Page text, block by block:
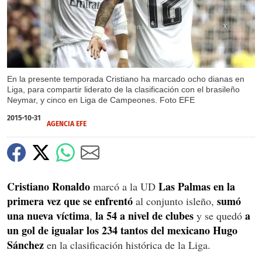
En la presente temporada Cristiano ha marcado ocho dianas en
Liga, para compartir liderato de la clasificación con el brasileño
Neymar, y cinco en Liga de Campeones. Foto EFE
X
2015-10-31
AGENCIA EFE
Cristiano Ronaldo marcó a la UD Las Palmasen la
primera vez que se enfrentó al conjunto isleño, sumó
una nuevavíctima, la 54 a nivel de clubes y se quedó a
un gol de igualar los 234 tantos del mexicano Hugo
Sánchez en la clasificación histórica de la Liga.